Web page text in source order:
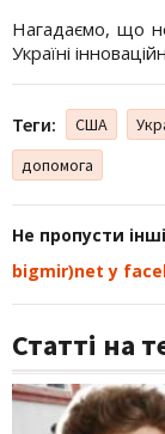
Нагадаємо, що
Україні
Теги: США
допомога
Не пропусти
bigmir)net у
Статті на